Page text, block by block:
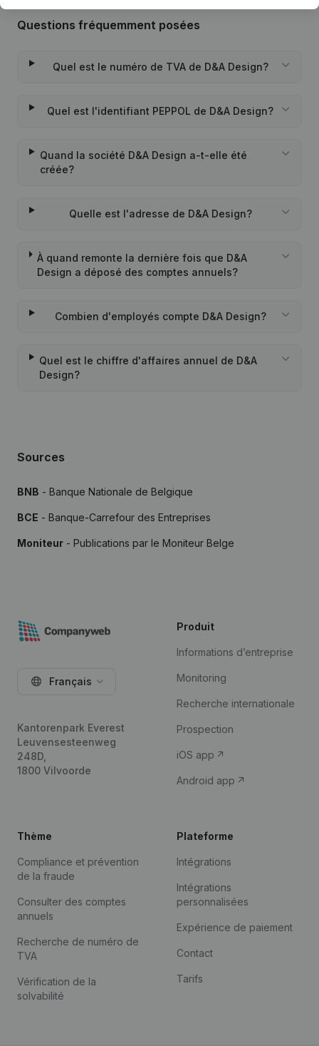
Questions fréquemment posées
Quel est le numéro de TVA de D&A Design?
Quel est l'identifiant PEPPOL de D&A Design?
Quand la société D&A Design a-t-elle été
créée?
Quelle est l'adresse de D&A Design?
À quand remonte la dernière fois que D&A
Design a déposé des comptes annuels?
Combien d'employés compte D&A Design?
Quel est le chiffre d'affaires annuel de D&A
Design?
Sources
BNB - Banque Nationale de Belgique
BCE - Banque-Carrefour des Entreprises
Moniteur - Publications par le Moniteur Belge
Français
Kantorenpark Everest
Leuvensesteenweg
248D,
1800 Vilvoorde
Produit
Informations d’entreprise
Monitoring
Recherche internationale
Prospection
iOS app
Android app
Thème
Compliance et prévention
de la fraude
Consulter des comptes
annuels
Recherche de numéro de
TVA
Vérification de la
solvabilité
Plateforme
Intégrations
Intégrations
personnalisées
Expérience de paiement
Contact
Tarifs